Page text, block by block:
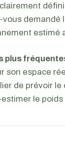
vous demandé
estimé
plus
son espace
de prévoir
le